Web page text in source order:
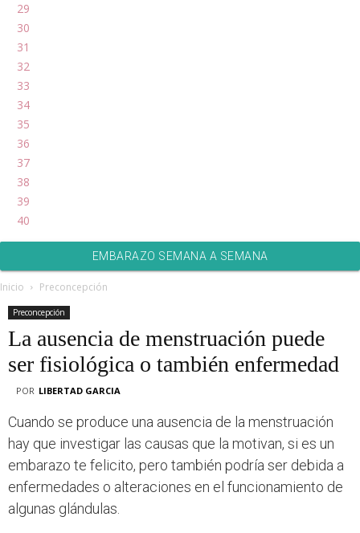
29
30
31
32
33
34
35
36
37
38
39
40
EMBARAZO SEMANA A SEMANA
Inicio Preconcepción
Preconcepción
La ausencia de menstruación puede
ser fisiológica o también enfermedad
POR LIBERTAD GARCIA
Cuando se produce una ausencia de la menstruación
hay que investigar las causas que la motivan, si es un
embarazo te felicito, pero también podría ser debida a
enfermedades o alteraciones en el funcionamiento de
algunas glándulas.